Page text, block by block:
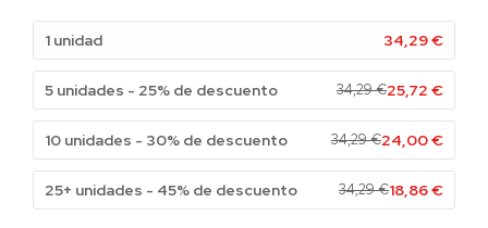
1 unidad 34,29€
5 unidades - 25% de descuento 34,29€25,72 €
10 unidades - 30% de descuento 34,29€24,00€
25+ unidades - 45% de descuento 34,29€18,86€